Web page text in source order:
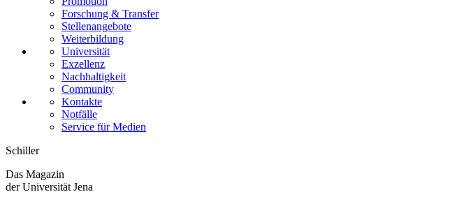
Forschung & Transfer
Stellenangebote
Weiterbildung
Universität
Exzellenz
Nachhaltigkeit
Community
Kontakte
Notfälle
Service für Medien
Schiller
Das Magazin
der Universität Jena